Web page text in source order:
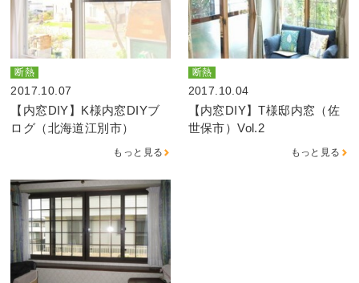
断熱
2017.10.07
【内窓DIY】K様内窓DIYブ
ログ（北海道江別市）
もっと見る
断熱
2017.10.04
【内窓DIY】T様邸内窓（佐
世保市）Vol.2
もっと見る